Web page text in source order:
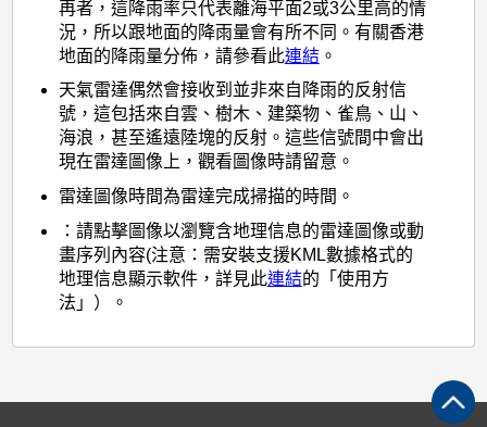
再者，這降雨率只代表離海平面2或3公里高的情
況，所以跟地面的降雨量會有所不同。有關香港
地面的降雨量分佈，請參看此連結。
天氣雷達偶然會接收到並非來自降雨的反射信
號，這包括來自雲、樹木、建築物、雀鳥、山、
海浪，甚至遙遠陸塊的反射。這些信號間中會出
現在雷達圖像上，觀看圖像時請留意。
雷達圖像時間為雷達完成掃描的時間。
：請點擊圖像以瀏覽含地理信息的雷達圖像或動
畫序列內容(注意：需安裝支援KML數據格式的
地理信息顯示軟件，詳見此連結的「使用方
法」）。